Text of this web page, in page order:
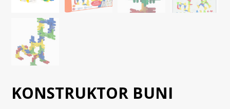
KONSTRUKTOR BUNI